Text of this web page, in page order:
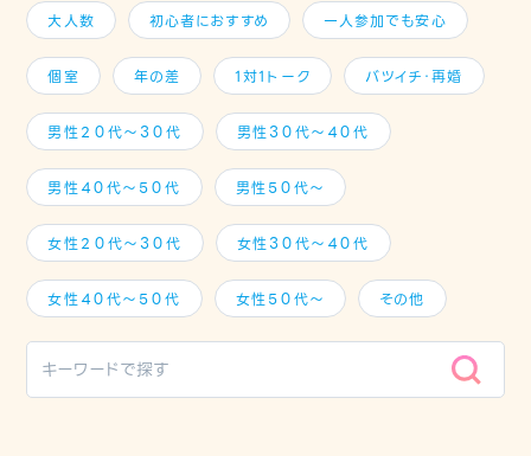
大人数 初心者におすすめ 一人参加でも安心
個室 年の差 1対1トーク バツイチ・再婚
男性２０代～３０代 男性３０代～４０代
男性４０代～５０代 男性５０代～
女性２０代～３０代 女性３０代～４０代
女性４０代～５０代 女性５０代～ その他